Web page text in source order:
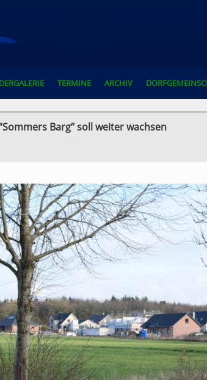
TERMINE ARCHIV
Barg” soll weiter wachsen